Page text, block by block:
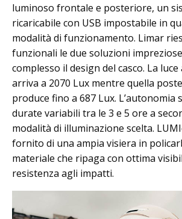
luminoso frontale e posteriore, un
ricaricabile con USB impostabile in
modalità di funzionamento. Limar
funzionali le due soluzioni
complesso il design del casco. La
arriva a 2070 Lux mentre quella
produce fino a 687 Lux. L’autonomia
durate variabili tra le 3 e 5 ore a
modalità di illuminazione scelta.
fornito di una ampia visiera in
materiale che ripaga con ottima
resistenza agli impatti.